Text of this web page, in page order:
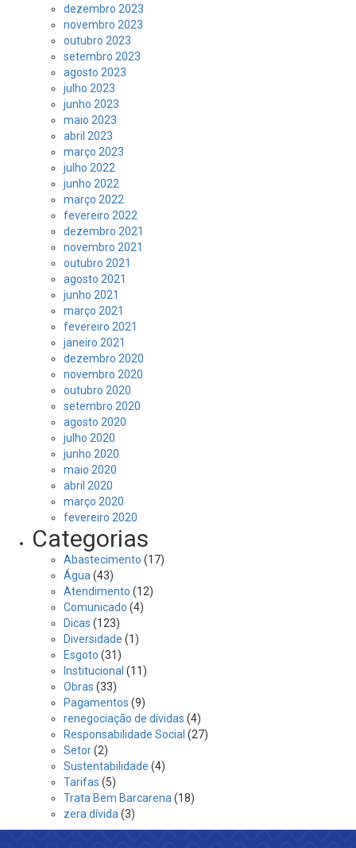
dezembro 2023
novembro 2023
outubro 2023
setembro 2023
agosto 2023
julho 2023
junho 2023
maio 2023
abril 2023
março 2023
julho 2022
junho 2022
março 2022
fevereiro 2022
dezembro 2021
novembro 2021
outubro 2021
agosto 2021
junho 2021
março 2021
fevereiro 2021
janeiro 2021
dezembro 2020
novembro 2020
outubro 2020
setembro 2020
agosto 2020
julho 2020
junho 2020
maio 2020
abril 2020
março 2020
fevereiro 2020
Categorias
Abastecimento (17)
Água (43)
Atendimento (12)
Comunicado (4)
Dicas (123)
Diversidade (1)
Esgoto (31)
Institucional (11)
Obras (33)
Pagamentos (9)
renegociação de dívidas (4)
Responsabilidade Social (27)
Setor(2)
Sustentabilidade (4)
Tarifas (5)
Trata Bem Barcarena (18)
zera dívida (3)